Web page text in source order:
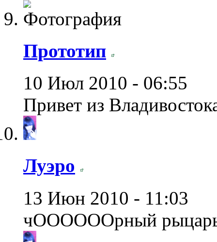
Прототип
10 Июл 2010 - 06:55
Привет из
Луэро
13 Июн 2010 - 11:03
чООООООрный